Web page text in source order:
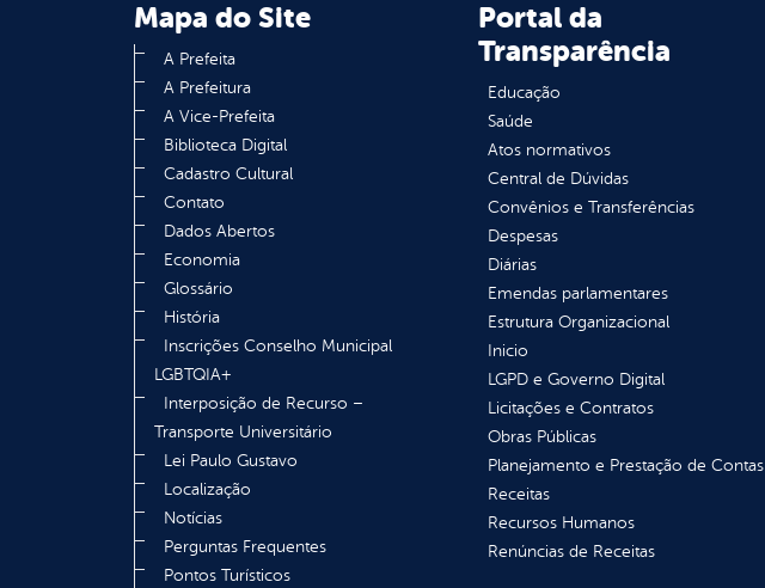
Mapa do Site
A Prefeita
A Prefeitura
A Vice-Prefeita
Biblioteca Digital
Cadastro Cultural
Contato
Dados Abertos
Economia
Glossário
História
Inscrições Conselho Municipal
LGBTQIA+
Interposição de Recurso –
Transporte Universitário
Lei Paulo Gustavo
Localização
Notícias
Perguntas Frequentes
Pontos Turísticos
Portal da
Transparência
Educação
Saúde
Atos normativos
Central de Dúvidas
Convênios e Transferências
Despesas
Diárias
Emendas parlamentares
Estrutura Organizacional
Inicio
LGPD e Governo Digital
Licitações e Contratos
Obras Públicas
Planejamento e Prestação de Contas
Receitas
Recursos Humanos
Renúncias de Receitas